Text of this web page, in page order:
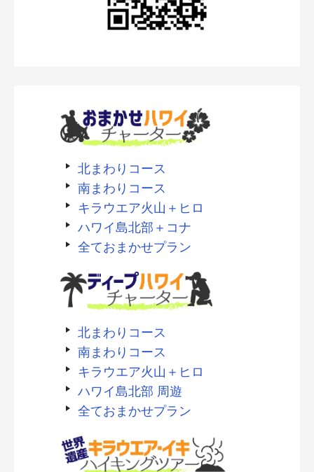
北まわりコース
南まわりコース
キラウエア火山＋ヒロ
ハワイ島北部＋コナ
全ておまかせプラン
北まわりコース
南まわりコース
キラウエア火山＋ヒロ
ハワイ島北部 周遊
全ておまかせプラン